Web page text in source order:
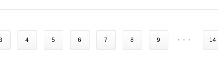
…／152
●映像アラカルト 「水」
… ／91
●地方局におけるテレビサブIP化更新
… 上原裕司／79
4 5 6 7 8 9 ・・・ 14